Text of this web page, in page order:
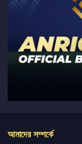
আমাদের সম্পর্কে